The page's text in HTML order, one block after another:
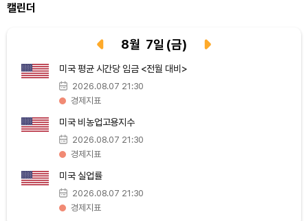
TRON (TRX)
Hyperliquid (HYPE)
Dogecoin (DOGE)
캘린더
8월 7일 (금)
미국 평균 시간당 임금 <전월 대비>
2026.08.07 21:30
경제지표
미국 비농업고용지수
2026.08.07 21:30
경제지표
미국 실업률
2026.08.07 21:30
경제지표